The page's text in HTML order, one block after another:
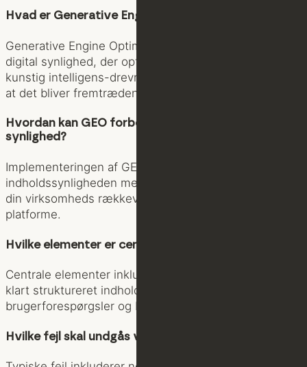
Hvad er Generative Engine Optimization (GEO)?
Generative Engine Optimization (GEO) er en tilgang til
digital synlighed, der optimerer indhold specifikt til
kunstig intelligens-drevne søgemaskiner for at sikre,
at det bliver fremtrædende i AI-genererede svar.
Hvordan kan GEO forbedre min virksomheds
synlighed?
Implementeringen af GEO kan øge
indholdssynligheden med op til 40%, hvilket forbedrer
din virksomheds rækkevidde og synlighed på digitale
platforme.
Hvilke elementer er centrale for effektiv GEO?
Centrale elementer inkluderer høj indholdskvalitet,
klart struktureret indhold, direkte besvarelse af
brugerforespørgsler og brug af troværdige kilder.
Hvilke fejl skal undgås ved GEO?